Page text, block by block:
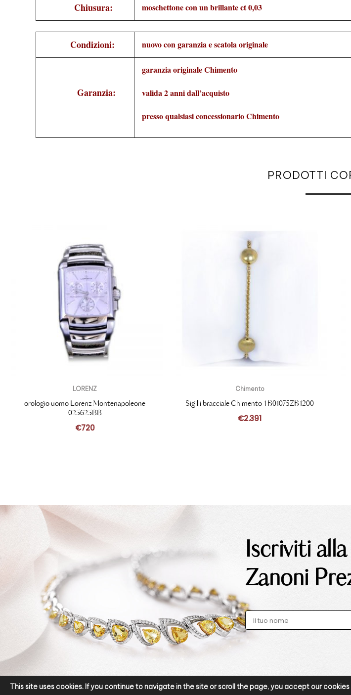
Chiusura: moschettone con un brillante ct 0,03
Condizioni: nuovo con garanzia e scatola originale
Garanzia:
garanzia originale Chimento
valida 2 anni dall’acquisto
presso qualsiasi concessionario Chimento
PRODOTTI
LORENZ
orologio uomo Lorenz Montenapoleone
025625BB
€720
Chimento
Sigilli bracciale Chimento 1B01075ZB1200
€2.391
Iscriviti
Zanoni
This site uses cookies. If you continue to navigate in the site or scroll the page, you accept our